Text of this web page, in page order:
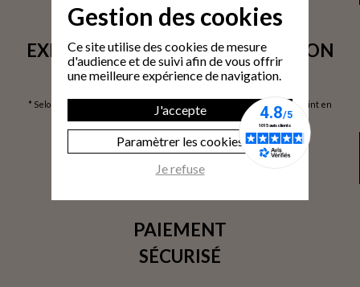
Gestion des cookies
Ce site utilise des cookies de mesure
d'audience et de suivi afin de vous offrir
une meilleure expérience de navigation.
J'accepte
Paramètrer les cookies
Je refuse
EXPÉDITION SOUS 24H / LIVRAISON
SOUS 3 À 6 JOURS OUVRÉS*
* Selon volume de commande / via prise de rendez-vous / Livraison 1 point en
France Métropolitaine / hors Corse et îles, sur devis
PAIEMENT
SÉCURISÉ